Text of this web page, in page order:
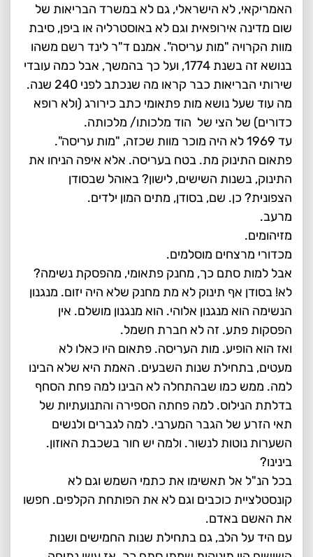
האמריקאי, לא הישראלי, גם לא במשרד הבריאות של
שום מדינה אירופאית וגם לא באוסטרליה או ביפן, סיבת
מוות הקרויה "מות עריסה". אמנם ד"ר לינד רשם משהו
בנושא זה בשנת 1774, ועל כך בהמשך, אבל כמה עובדי
שירותי הבריאות כבר קראו מה שנכתב לפני 240 שנה.
מה עוד שעל נושא מות פתאומי כתב כירורג (ולא רופא
כדורים) של הצי של הוד מלכותו/ מלכותה.
עד 1969 לא היה מוכר מוות שכזה, "מות עריסה".
פתאום התינוק מת. בטח בעריסה. אלא איפה הניחו את
התינוק, בשנות השישים, לישון? באוהל שבסודן
הצפונית? כן. שם, בסודן, מתים המון ילדים.
מרעב.
מזיהומים.
מכדורי מרצחים מוסלמים.
אבל למות סתם כך, מחנק פתאומי, מהפסקת נשימה?
לא! בסודן אף תינוק לא מת מחנק שלא היה יזום. מנגנון
הנשימה הוא מנגנון אלוהי. הוא מנגנון מושלם. אין
הפסקות פתע. זה לא חברת חשמל.
ואז הוא הופיע. מות העריסה. פתאום היו כאלו לא
מעטים, בתחילת שנות השבעים. האמת היא שלא הבינו
למה. ממש כמו שבהתחלה לא הבינו למה פחת הסחף
בדלתת הנילוס. למה פחתה הספירה והתנועתיות של
תאי הזרע של הגבר המערבי. למה לגברים ולנשים
השערות נוטות לנשור. ולמה יש חור בשכבת האוזון.
בינינו?
בכל הנ"ל אל תאשימו את כתמי השמש וגם לא
קונסטלציית כוכבים וגם לא את הפותחת הקלפים. חפשו
את האשם באדם.
עם היד על הלב, גם בתחילת שנות החמישים ושנות